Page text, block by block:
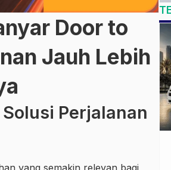
Door to
Jauh Lebih
Perjalanan